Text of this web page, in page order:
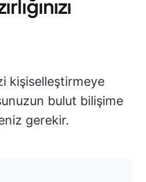
kişiselleştirmeye
bulut bilişime
gerekir.